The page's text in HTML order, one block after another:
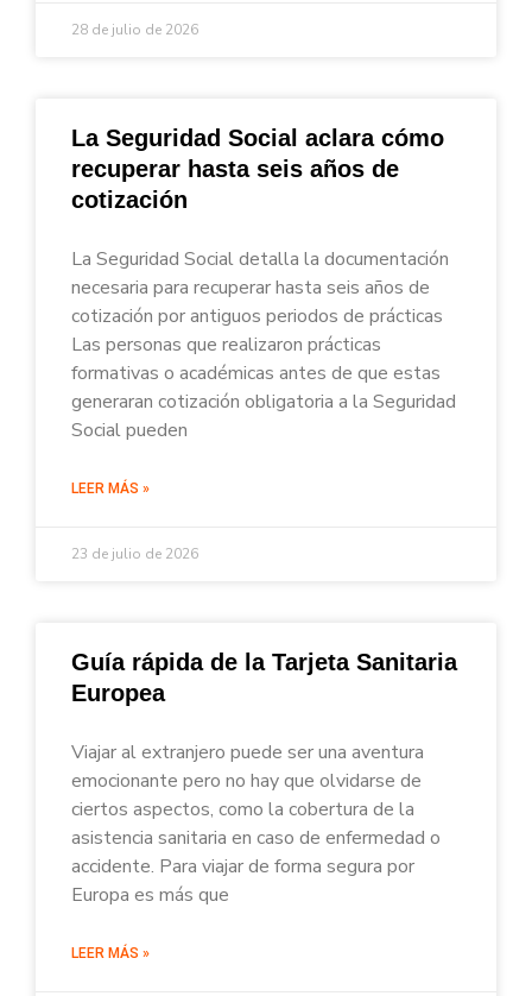
28 de julio de 2026
La Seguridad Social aclara cómo
recuperar hasta seis años de
cotización
La Seguridad Social detalla la documentación
necesaria para recuperar hasta seis años de
cotización por antiguos periodos de prácticas
Las personas que realizaron prácticas
formativas o académicas antes de que estas
generaran cotización obligatoria a la Seguridad
Social pueden
LEER MÁS »
23 de julio de 2026
Guía rápida de la Tarjeta Sanitaria
Europea
Viajar al extranjero puede ser una aventura
emocionante pero no hay que olvidarse de
ciertos aspectos, como la cobertura de la
asistencia sanitaria en caso de enfermedad o
accidente. Para viajar de forma segura por
Europa es más que
LEER MÁS »